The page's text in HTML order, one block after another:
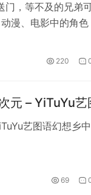
内容包括时尚搭配
信息，这使他们
门，等不及的兄弟
漫、电影中的角色
，为了将角色的
》正是…
220
元 – YiTuYu艺
艺图语幻想乡
69